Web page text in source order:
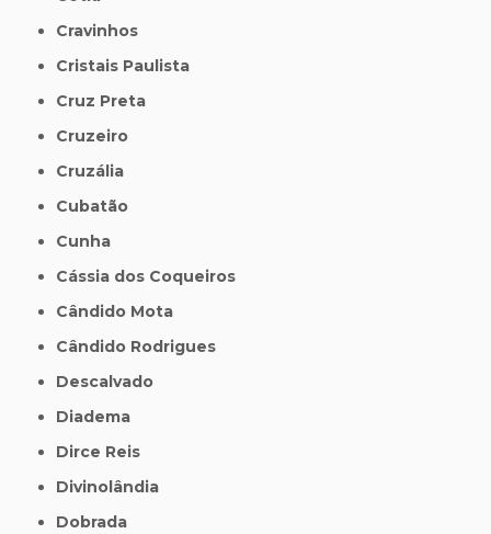
Cravinhos
Cristais Paulista
Cruz Preta
Cruzeiro
Cruzália
Cubatão
Cunha
Cássia dos Coqueiros
Cândido Mota
Cândido Rodrigues
Descalvado
Diadema
Dirce Reis
Divinolândia
Dobrada